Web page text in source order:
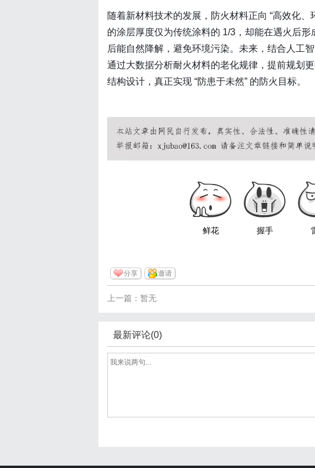
随着新材料技术的发展，防火材料正向 “高效化
的涂层厚度仅为传统涂料的 1/3，却能在遇火后
后能自然降解，避免环境污染。未来，结合人工
通过大数据分析耐火材料的老化规律，提前规划
结构设计，真正实现 “防患于未然” 的防火目标。
鲜花 握手
分享 邀请
上一篇：暂无
最新评论(0)